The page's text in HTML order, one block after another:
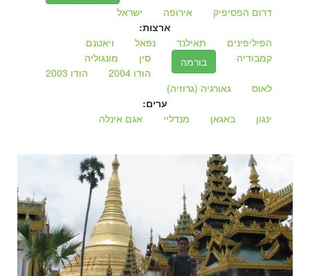
דרום הפסיפיק
אירופה
ישראל
ארצות:
הפיליפינים
תאילנד נפאל
ויאטנם
קמבודיה
בורמה סין
מונגוליה
הודו 2004
הודו 2003
לאוס
גאורגיה (גרוזיה)
ערים:
ינגון
באגאן מנדליי אגם אינלה